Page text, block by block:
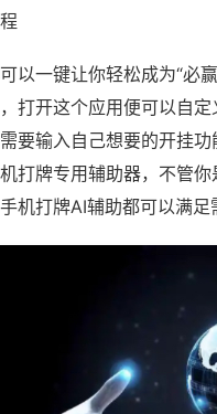
以一键让你轻松成为“必
打开这个应用便可以自
要输入自己想要的开挂
打牌专用辅助器，不管
机打牌AI辅助都可以满足